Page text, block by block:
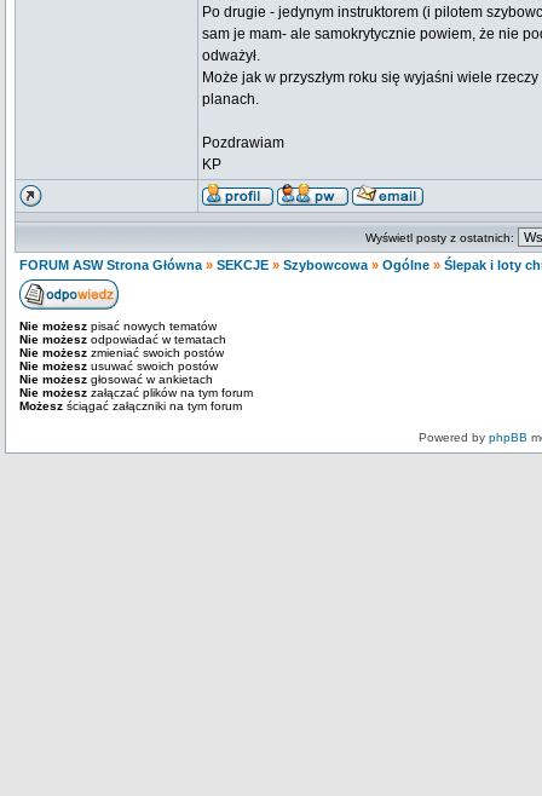
Po drugie - jedynym instruktorem (i pilotem
sam je mam- ale samokrytycznie powiem, że nie
odważył.
Może jak w przyszłym roku się wyjaśni wiele
planach.
Pozdrawiam
KP
Wyświetl posty z ostatnich:
FORUM ASW Strona Główna » SEKCJE » Szybowcowa » Ogólne » Ślepak i loty
Nie możesz pisać nowych tematów
Nie możesz odpowiadać w tematach
Nie możesz zmieniać swoich postów
Nie możesz usuwać swoich postów
Nie możesz głosować w ankietach
Nie możesz załączać plików na tym forum
Możesz ściągać załączniki na tym forum
Powered by phpBB